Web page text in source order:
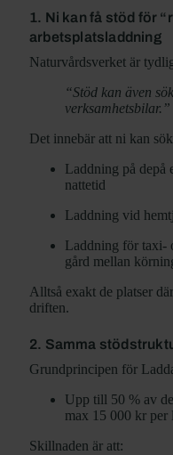
1. Ni kan få stöd för
arbetsplatsladdning
Naturvårdsverket är
“Stöd kan även
verksamhetsbilar.”
Det innebär att ni kan
Laddning på depå
nattetid
Laddning vid
Laddning för taxi-
gård mellan
Alltså exakt de platser
driften.
2. Samma
Grundprincipen för
Upp till 50 % av
max 15 000 kr per
Skillnaden är att: